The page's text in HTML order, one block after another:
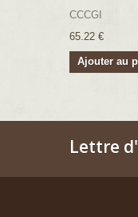
CCCGI
65.22 €
Ajouter au
Lettre